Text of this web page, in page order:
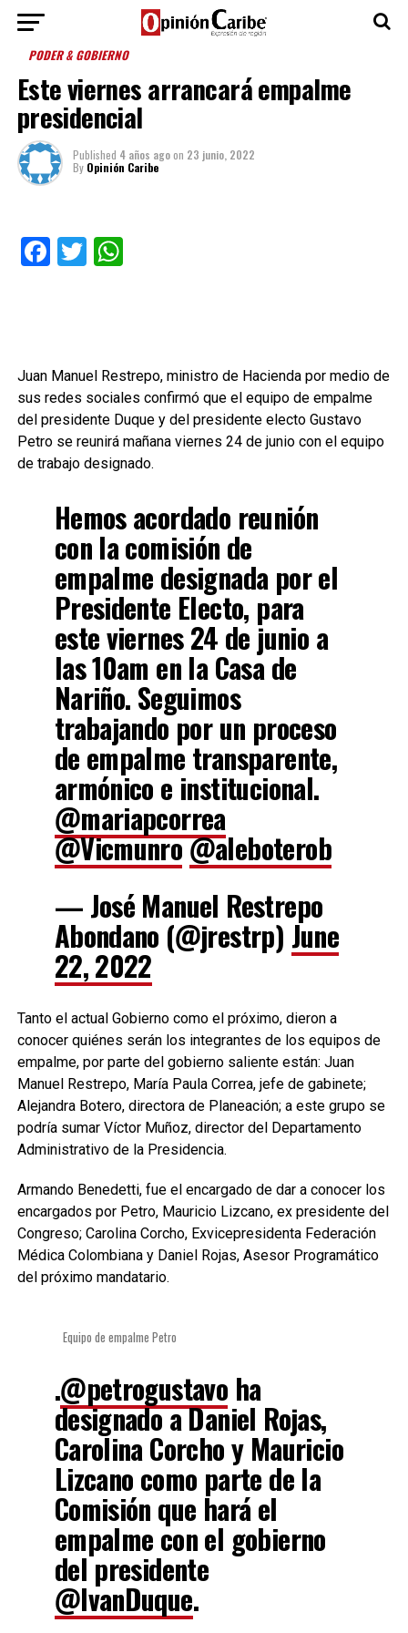
PODER & GOBIERNO
Este viernes arrancará empalme
presidencial
Published 4 años agoon 23 junio, 2022
By Opinión Caribe
Facebook
TwitterWhatsApp
Juan Manuel Restrepo, ministro de Hacienda por medio de
sus redes sociales confirmó que el equipo de empalme
del presidente Duque y del presidente electo Gustavo
Petro se reunirá mañana viernes 24 de junio con el equipo
de trabajo designado.
Hemos acordado reunión
con la comisión de
empalme designada por el
Presidente Electo, para
este viernes 24 de junio a
las 10am en la Casa de
Nariño. Seguimos
trabajando por un proceso
de empalme transparente,
armónico e institucional.
@mariapcorrea
@Vicmunro@aleboterob
— José Manuel Restrepo
Abondano (@jrestrp) June
22, 2022
Tanto el actual Gobierno como el próximo, dieron a
conocer quiénes serán los integrantes de los equipos de
empalme, por parte del gobierno saliente están: Juan
Manuel Restrepo, María Paula Correa, jefe de gabinete;
Alejandra Botero, directora de Planeación; a este grupo se
podría sumar Víctor Muñoz, director del Departamento
Administrativo de la Presidencia.
Armando Benedetti, fue el encargado de dar a conocer los
encargados por Petro, Mauricio Lizcano, ex presidente del
Congreso; Carolina Corcho, Exvicepresidenta Federación
Médica Colombiana y Daniel Rojas, Asesor Programático
del próximo mandatario.
Equipo de empalme Petro
.@petrogustavo ha
designado a Daniel Rojas,
Carolina Corcho y Mauricio
Lizcano como parte de la
Comisión que hará el
empalme con el gobierno
del presidente
@IvanDuque.